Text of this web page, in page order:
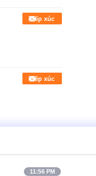
Tiếp xúc
Tiếp xúc
11:56 PM